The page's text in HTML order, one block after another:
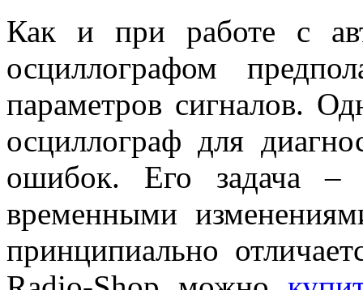
Как и при работе с
осциллографом
параметров сигналов.
осциллограф для
ошибок. Его задача –
временными
принципиально